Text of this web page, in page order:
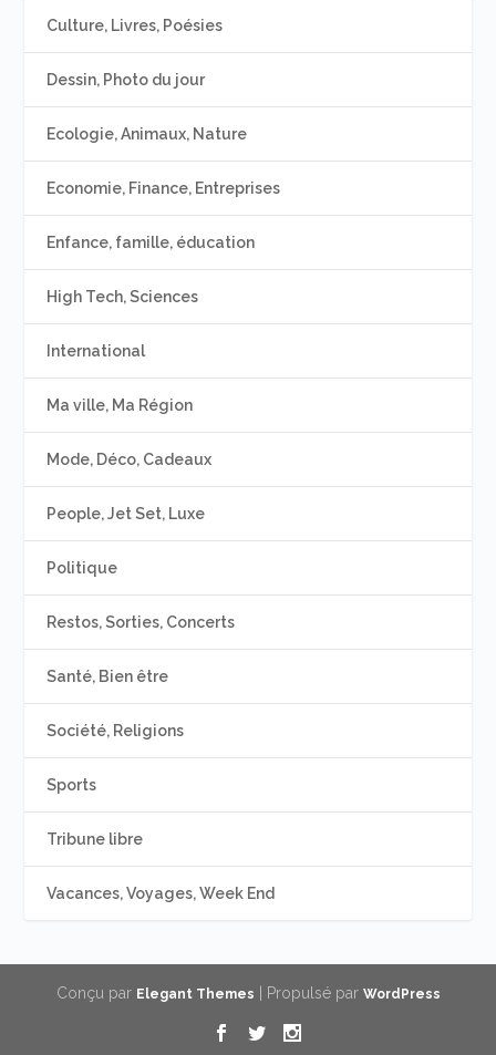
Culture, Livres, Poésies
Dessin, Photo du jour
Ecologie, Animaux, Nature
Economie, Finance, Entreprises
Enfance, famille, éducation
High Tech, Sciences
International
Ma ville, Ma Région
Mode, Déco, Cadeaux
People, Jet Set, Luxe
Politique
Restos, Sorties, Concerts
Santé, Bien être
Société, Religions
Sports
Tribune libre
Vacances, Voyages, Week End
Conçu par Elegant Themes | Propulsé par WordPress